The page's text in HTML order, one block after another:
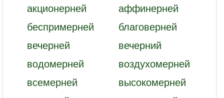
акционерней
аффинерней
беспримерней
благоверней
вечерней
вечерний
водомерней
воздухомерней
всемерней
высокомерней